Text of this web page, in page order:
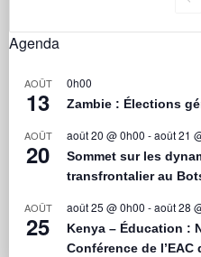
Agenda
AOÛT
13
0h00
Zambie : Élections
AOÛT
20
août 20 @ 0h00 -août 21
Sommet sur les
transfrontalier au
AOÛT
25
août 25 @ 0h00 -août 28
Kenya – Éducation :
Conférence de l’EAC